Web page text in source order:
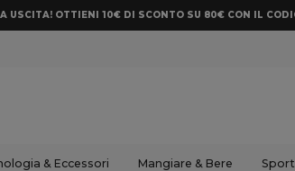
USCITA! OTTIENI 10€ DI SCONTO SU 80€ CON IL
& Eccessori Mangiare & Bere